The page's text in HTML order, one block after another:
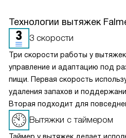
Технологии вытяжек
3 скорости
Три скорости работы у
управление и адаптацию под
пищи. Первая скорость
удаления запахов и
Вторая подходит для
и стабильного отвода пара.
включается при интенсивной
Вытяжки с таймером